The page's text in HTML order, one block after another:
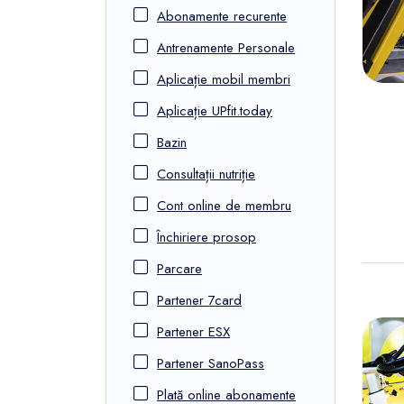
Abonamente recurente
Antrenamente Personale
Aplicație mobil membri
Aplicație UPfit.today
Bazin
Consultații nutriție
Cont online de membru
Închiriere prosop
Parcare
Partener 7card
Partener ESX
Partener SanoPass
Plată online abonamente